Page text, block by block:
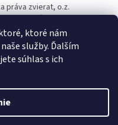
ktoré nám
služby. Ďalším
súhlas s ich
práva zvierat, o.z.
Informácie o cookies
Minár
Premium